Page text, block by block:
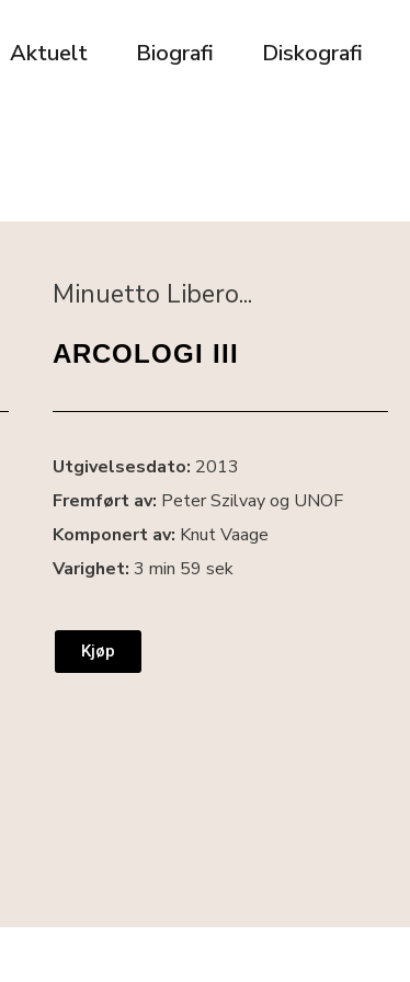
Aktuelt Biografi Diskografi
Minuetto Libero...
ARCOLOGI III
Utgivelsesdato: 2013
Fremført av: Peter Szilvay og UNOF
Komponert av: Knut Vaage
Varighet: 3 min 59 sek
Kjøp